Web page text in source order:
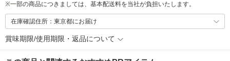
※一部の商品につきましては、基本配送料を当社が負担いたします。
在庫確認住所：東京都にお届け
賞味期限/使用期限・返品について